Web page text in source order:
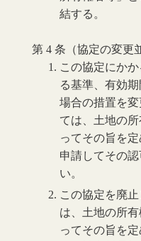
結する。
第 4 条（協定の変更
この協定にか
る基準、有効
場合の措置を
ては、土地の
ってその旨を
申請してその
い。
この協定を廃
は、土地の所
ってその旨を